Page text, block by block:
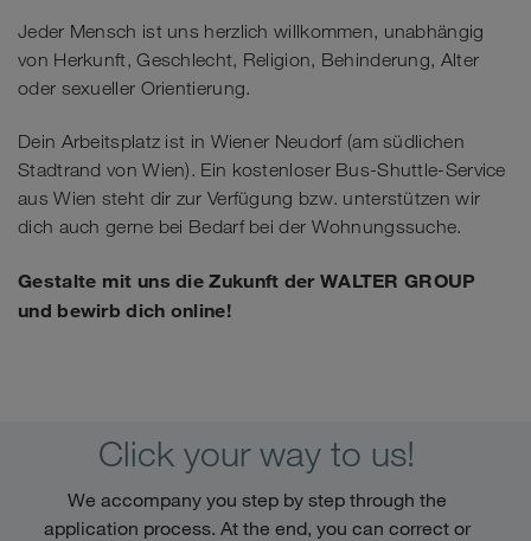
Jeder Mensch ist uns herzlich willkommen, unabhängig
von Herkunft, Geschlecht, Religion, Behinderung, Alter
oder sexueller Orientierung.
Dein Arbeitsplatz ist in Wiener Neudorf (am südlichen
Stadtrand von Wien). Ein kostenloser Bus-Shuttle-Service
aus Wien steht dir zur Verfügung bzw. unterstützen wir
dich auch gerne bei Bedarf bei der Wohnungssuche.
Gestalte mit uns die Zukunft der WALTER GROUP
und bewirb dich online!
Click your way to us!
We accompany you step by step through the
application process. At the end, you can correct or